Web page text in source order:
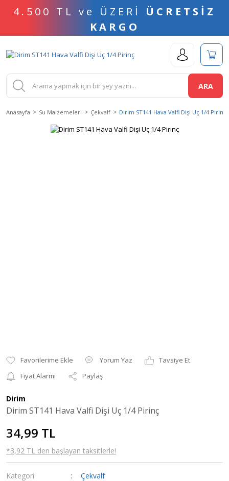
4.500 TL ve ÜZERİ ÜCRETSİZ
KARGO
ARA
Anasayfa Su Malzemeleri Çekvalf Dirim ST141 Hava Valfi Dişi Uç 1/4 Pirinç
Yorum Yaz
Tavsiye Et
Fiyat Alarmı
Paylaş
Dirim
Dirim ST141 Hava Valfi Dişi Uç 1/4 Pirinç
34,99 TL
*3,92 TL den başlayan taksitlerle!
Kategori
Çekvalf